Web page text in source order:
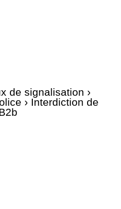
de signalisation ›
› Interdiction de